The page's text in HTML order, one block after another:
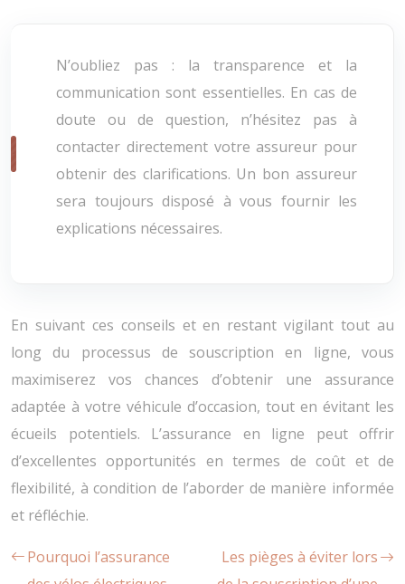
N’oubliez pas : la transparence et la
communication sont essentielles. En cas de
doute ou de question, n’hésitez pas à
contacter directement votre assureur pour
obtenir des clarifications. Un bon assureur
sera toujours disposé à vous fournir les
explications nécessaires.
En suivant ces conseils et en restant vigilant tout au
long du processus de souscription en ligne, vous
maximiserez vos chances d’obtenir une assurance
adaptée à votre véhicule d’occasion, tout en évitant les
écueils potentiels. L’assurance en ligne peut offrir
d’excellentes opportunités en termes de coût et de
flexibilité, à condition de l’aborder de manière informée
et réfléchie.
Pourquoi l’assurance
Les pièges à éviter lors